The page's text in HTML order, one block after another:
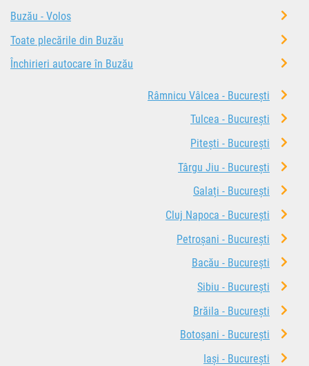
Buzău - Volos
Toate plecările din Buzău
Închirieri autocare în Buzău
Râmnicu Vâlcea - București
Tulcea - București
Pitești - București
Târgu Jiu - București
Galați - București
Cluj Napoca - București
Petroșani - București
Bacău - București
Sibiu - București
Brăila - București
Botoșani - București
Iași - București